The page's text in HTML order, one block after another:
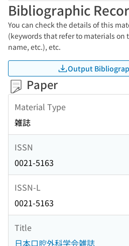
Bibliographic
You can check the details of this
(keywords that refer to materials on
name, etc.), etc.
Output
Paper
Material Type
雑誌
ISSN
0021-5163
ISSN-L
0021-5163
Title
日本口腔外科学会雑誌